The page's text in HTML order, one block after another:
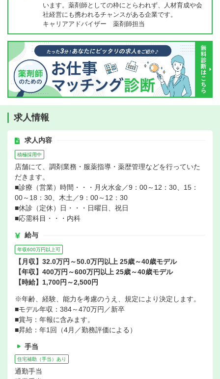
います。薬剤師としての枠にとらわれず、人材育成や会
社経営にも携われるチャンスがある企業です。
キャリアアドバイザー 薬剤師担当
求人情報
求人内容
積極採用中
店舗にて、調剤業務・服薬指導・薬歴管理などを行っていた
だきます。
■診療（営業）時間・・・月火水金／9：00～12：30、15：
00～18：30、木土／9：00～12：30
■休診（定休）日・・・日曜日、祝日
■応需科目・・・内科
給与
年収600万円以上可
【月収】32.0万円～50.0万円以上 25歳～40歳モデル
【年収】400万円～600万円以上 25歳～40歳モデル
【時給】1,700円～2,500円
※年齢、経験、能力を考慮のうえ、規定により決定します。
■モデル年収：384～470万円／新卒
■賞与：年報に含みます。
■昇給：年1回（4月／勤務評価による）
手当
住宅補助（手当）あり
通勤手当